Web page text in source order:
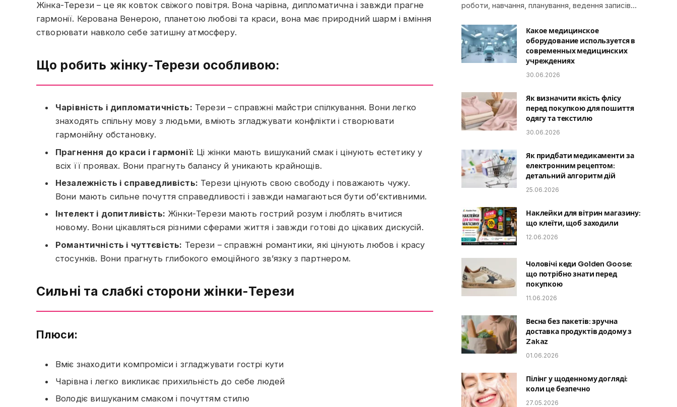
Жінка-Терези – це як ковток свіжого повітря. Вона чарівна, дипломатична і завжди прагне
гармонії. Керована Венерою, планетою любові та краси, вона має природний шарм і вміння
створювати навколо себе затишну атмосферу.
Що робить жінку-Терези особливою:
Чарівність і дипломатичність: Терези – справжні майстри спілкування. Вони легко
знаходять спільну мову з людьми, вміють згладжувати конфлікти і створювати
гармонійну обстановку.
Прагнення до краси і гармонії: Ці жінки мають вишуканий смак і цінують естетику у
всіх її проявах. Вони прагнуть балансу й уникають крайнощів.
Незалежність і справедливість: Терези цінують свою свободу і поважають чужу.
Вони мають сильне почуття справедливості і завжди намагаються бути об’єктивними.
Інтелект і допитливість: Жінки-Терези мають гострий розум і люблять вчитися
новому. Вони цікавляться різними сферами життя і завжди готові до цікавих дискусій.
Романтичність і чуттєвість: Терези – справжні романтики, які цінують любов і красу
стосунків. Вони прагнуть глибокого емоційного зв’язку з партнером.
Сильні та слабкі сторони жінки-Терези
Плюси:
Вміє знаходити компроміси і згладжувати гострі кути
Чарівна і легко викликає прихильність до себе людей
Володіє вишуканим смаком і почуттям стилю
роботи, навчання, планування, ведення записів…
Какое медицинское
оборудование используется в
современных медицинских
учреждениях
30.06.2026
Як визначити якість флісу
перед покупкою для пошиття
одягу та текстилю
30.06.2026
Як придбати медикаменти за
електронним рецептом:
детальний алгоритм дій
25.06.2026
Наклейки для вітрин магазину:
що клеїти, щоб заходили
12.06.2026
Чоловічі кеди Golden Goose:
що потрібно знати перед
покупкою
11.06.2026
Весна без пакетів: зручна
доставка продуктів додому з
Zakaz
01.06.2026
Пілінг у щоденному догляді:
коли це безпечно
27.05.2026